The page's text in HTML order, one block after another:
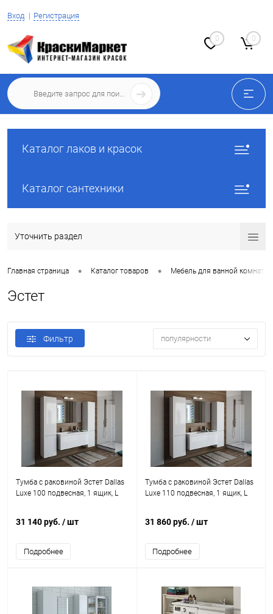
Вход Регистрация
0 0
Каталог лаков и красок
Каталог сантехники
Уточнить раздел
Главная страница • Каталог товаров • Мебель для ванной комнаты
Эстет
Фильтр популярности
Тумба с раковиной Эстет Dallas
Luxe 100 подвесная, 1 ящик, L
31 140 руб. / шт
Подробнее
Тумба с раковиной Эстет Dallas
Luxe 110 подвесная, 1 ящик, L
31 860 руб. / шт
Подробнее